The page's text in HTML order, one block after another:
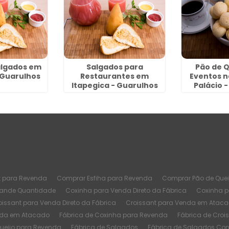
em
Salgados para
Restaurantes em
Itapegica - Guarulhos
Pão de
Eventos
Palácio
Revenda Comprar Esfiha para Revenda Comprar Pão de
Quantidade Coxinha para Venda Direto da Fábrica
Coxinha
para Venda Direto da Fábrica Croissant para Venda em
em Atacado Fábrica de Coxinha para Revenda
Fábrica de
para Revenda Fábrica de Salgados Fábrica de Salgados